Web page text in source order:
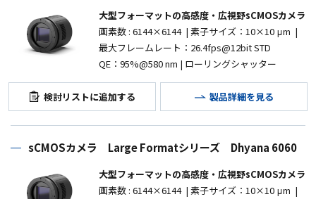
大型フォーマットの高感度・広視野sCMOSカメラ
画素数 : 6144×6144| 素子サイズ：10×10 μm |
最大フレームレート：26.4fps@12bit STD
QE：95%@580 nm | ローリングシャッター
検討リストに追加する 製品詳細を見る
sCMOSカメラ Large Formatシリーズ Dhyana 6060
大型フォーマットの高感度・広視野sCMOSカメラ
画素数 : 6144×6144| 素子サイズ：10×10 μm |